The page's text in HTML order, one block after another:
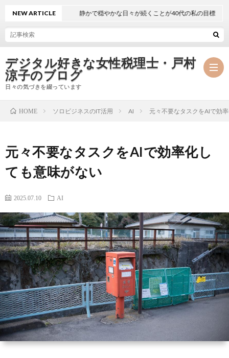
デジタル好きな女性税理士・戸村
涼子のブログ
日々の気づきを綴っています
ー
ル
HP
マ
ガ
筆
セ
ミ
ナ
講
NEW ARTICLE静かで穏やかな日々が続くことが40代の私の目標
HOME ソロビジネスのIT活用 AI 元々不要なタスクをAIで効
元々不要なタスクをAIで効率化し
ても意味がない
2025.07.10 AI